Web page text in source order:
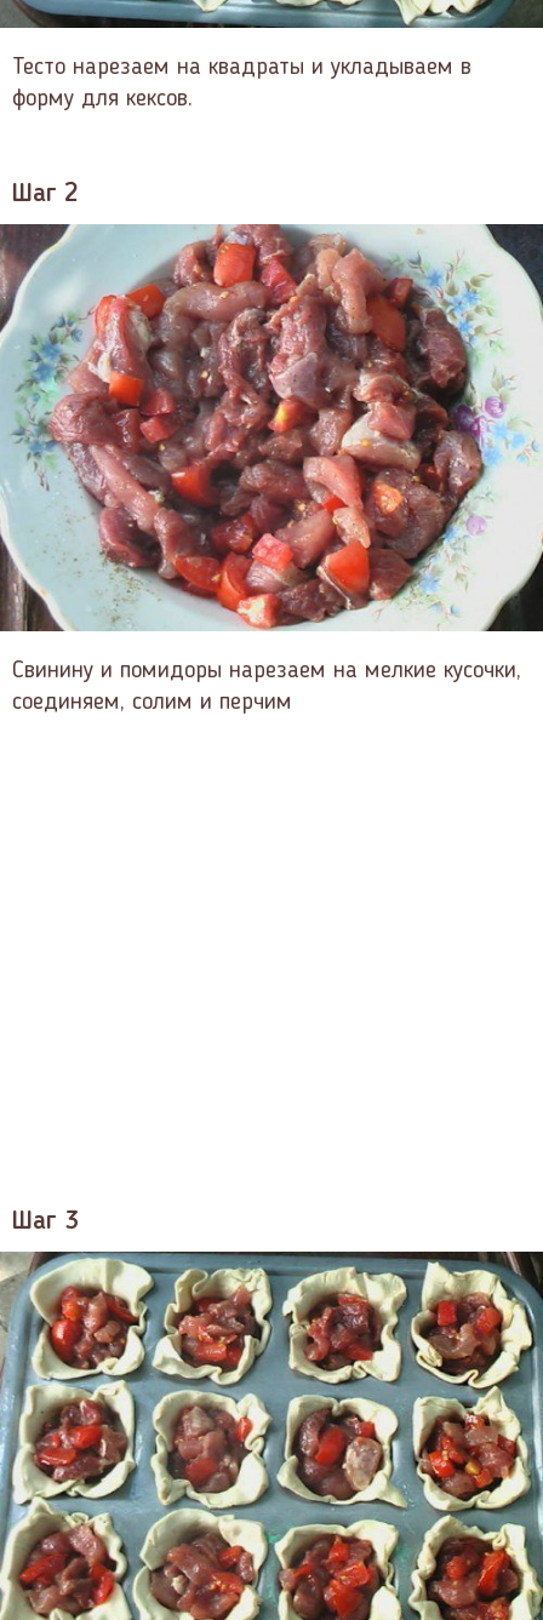
Тесто нарезаем на квадраты и укладываем в
форму для кексов.
Шаг 2
Свинину и помидоры нарезаем на мелкие кусочки,
соединяем, солим и перчим
Шаг 3